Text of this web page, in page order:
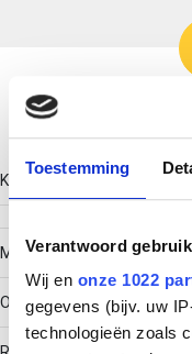
Toestemming
Verantwoord
Wij en onze 1022
gegevens (bijv. uw
technologieën zoals
Technische
Kleur
Model
Open ophang (C-)beugel